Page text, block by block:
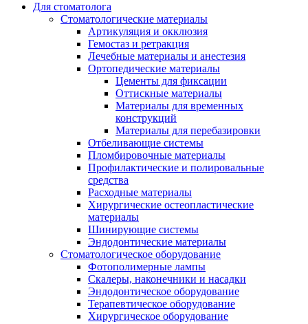
Для стоматолога
Стоматологические материалы
Артикуляция и окклюзия
Гемостаз и ретракция
Лечебные материалы и анестезия
Ортопедические материалы
Цементы для фиксации
Оттискные материалы
Материалы для временных
конструкций
Материалы для перебазировки
Отбеливающие системы
Пломбировочные материалы
Профилактические и полировальные
средства
Расходные материалы
Хирургические остеопластические
материалы
Шинирующие системы
Эндодонтические материалы
Стоматологическое оборудование
Фотополимерные лампы
Скалеры, наконечники и насадки
Эндодонтическое оборудование
Терапевтическое оборудование
Хирургическое оборудование